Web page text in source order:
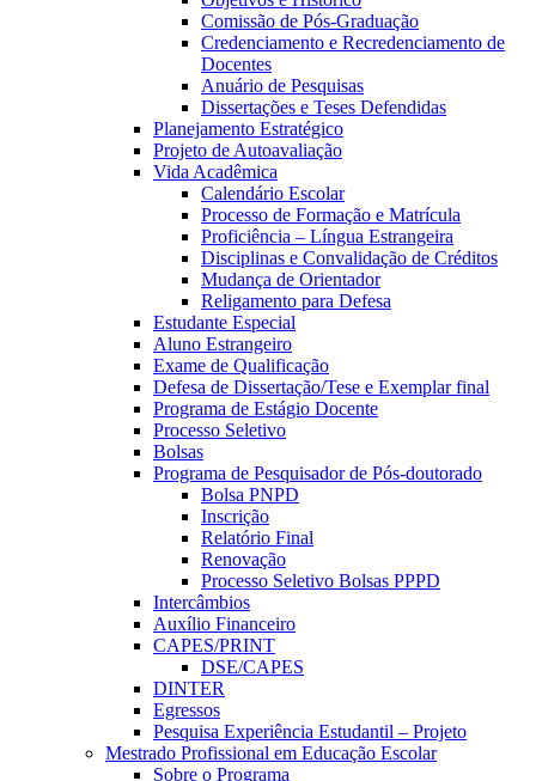
Comissão de Pós-Graduação
Credenciamento e Recredenciamento de
Docentes
Anuário de Pesquisas
Dissertações e Teses Defendidas
Planejamento Estratégico
Projeto de Autoavaliação
Vida Acadêmica
Calendário Escolar
Processo de Formação e Matrícula
Proficiência – Língua Estrangeira
Disciplinas e Convalidação de Créditos
Mudança de Orientador
Religamento para Defesa
Estudante Especial
Aluno Estrangeiro
Exame de Qualificação
Defesa de Dissertação/Tese e Exemplar final
Programa de Estágio Docente
Processo Seletivo
Bolsas
Programa de Pesquisador de Pós-doutorado
Bolsa PNPD
Inscrição
Relatório Final
Renovação
Processo Seletivo Bolsas PPPD
Intercâmbios
Auxílio Financeiro
CAPES/PRINT
DSE/CAPES
DINTER
Egressos
Pesquisa Experiência Estudantil – Projeto
Mestrado Profissional em Educação Escolar
Sobre o Programa